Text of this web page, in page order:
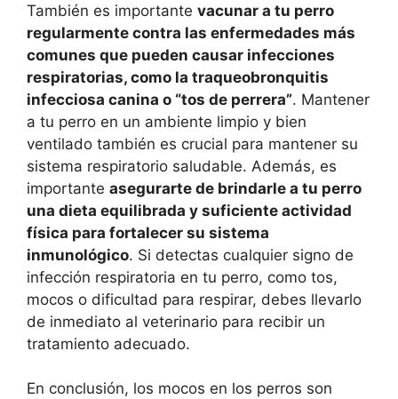
También es importante vacunar a tu perro
regularmente contra las enfermedades más
comunes que pueden causar infecciones
respiratorias, como la traqueobronquitis
infecciosa canina o “tos de perrera”. Mantener
a tu perro en un ambiente limpio y bien
ventilado también es crucial para mantener su
sistema respiratorio saludable. Además, es
importante asegurarte de brindarle a tu perro
una dieta equilibrada y suficiente actividad
física para fortalecer su sistema
inmunológico. Si detectas cualquier signo de
infección respiratoria en tu perro, como tos,
mocos o dificultad para respirar, debes llevarlo
de inmediato al veterinario para recibir un
tratamiento adecuado.
En conclusión, los mocos en los perros son